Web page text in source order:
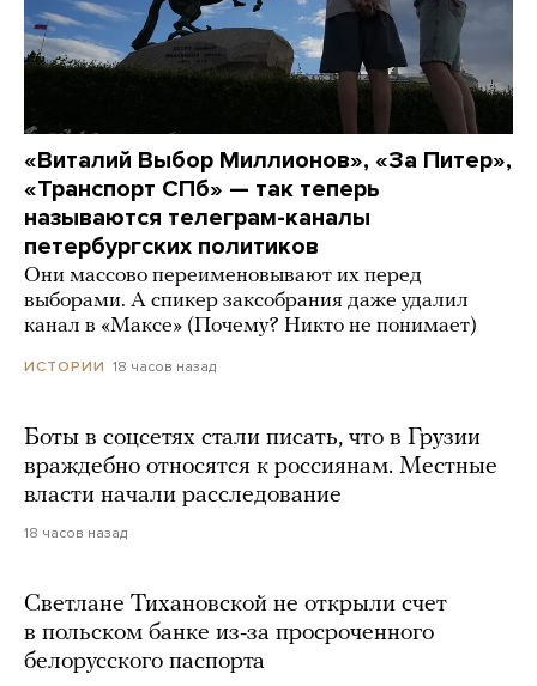
«Виталий Выбор Миллионов», «За Питер»,
«Транспорт СПб» — так теперь
называются телеграм-каналы
петербургских политиков
Они массово переименовывают их перед
выборами. А спикер заксобрания даже удалил
канал в «Максе» (Почему? Никто не понимает)
ИСТОРИИ 18 часов назад
Боты в соцсетях стали писать, что в Грузии
враждебно относятся к россиянам. Местные
власти начали расследование
18 часов назад
Светлане Тихановской не открыли счет
в польском банке из-за просроченного
белорусского паспорта